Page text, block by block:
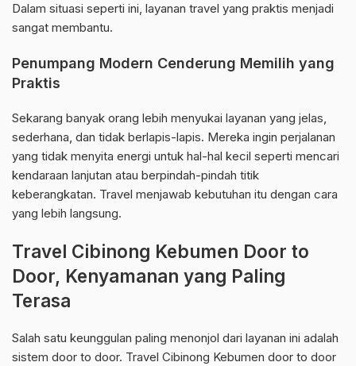
Dalam situasi seperti ini, layanan travel yang praktis menjadi
sangat membantu.
Penumpang Modern Cenderung Memilih yang
Praktis
Sekarang banyak orang lebih menyukai layanan yang jelas,
sederhana, dan tidak berlapis-lapis. Mereka ingin perjalanan
yang tidak menyita energi untuk hal-hal kecil seperti mencari
kendaraan lanjutan atau berpindah-pindah titik
keberangkatan. Travel menjawab kebutuhan itu dengan cara
yang lebih langsung.
Travel Cibinong Kebumen Door to
Door, Kenyamanan yang Paling
Terasa
Salah satu keunggulan paling menonjol dari layanan ini adalah
sistem door to door. Travel Cibinong Kebumen door to door